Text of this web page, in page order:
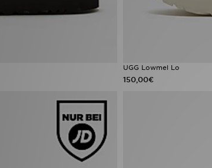
UGG Lowmel Lo
150,00€